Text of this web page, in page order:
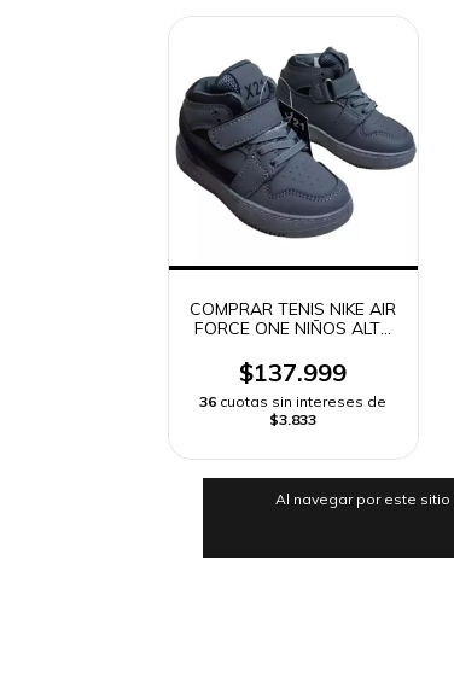
Al navegar por este sitio
COMPRAR TENIS NIKE AIR
FORCE ONE NIÑOS ALTA
$137.999
36 cuotas sin intereses de
$3.833